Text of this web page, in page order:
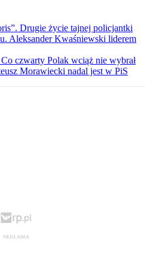
Drugie życie tajnej policjantki
Aleksander Kwaśniewski liderem
czwarty Polak wciąż nie wybrał
Morawiecki nadal jest w PiS